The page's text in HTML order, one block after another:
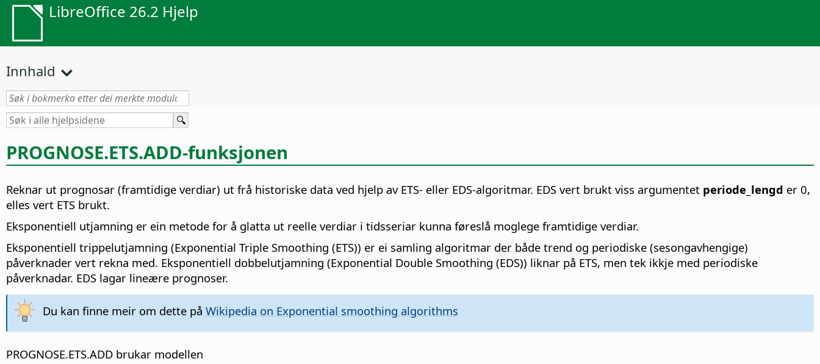
LibreOffice 26.2 Hjelp
Innhald
PROGNOSE.ETS.ADD-funksjonen
Reknar ut prognosar (framtidige verdiar) ut frå historiske data ved hjelp av ETS- eller EDS-algoritmar. EDS vert brukt viss argumentet periode_lengd er 0,
elles vert ETS brukt.
Eksponentiell utjamning er ein metode for å glatta ut reelle verdiar i tidsseriar kunna føreslå moglege framtidige verdiar.
Eksponentiell trippelutjamning (Exponential Triple Smoothing (ETS)) er ei samling algoritmar der både trend og periodiske (sesongavhengige)
påverknader vert rekna med. Eksponentiell dobbelutjamning (Exponential Double Smoothing (EDS)) liknar på ETS, men tek ikkje med periodiske
påverknadar. EDS lagar lineære prognoser.
Du kan finne meir om dette på Wikipedia on Exponential smoothing algorithms
PROGNOSE.ETS.ADD brukar modellen